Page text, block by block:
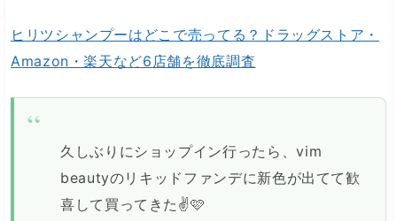
ヒリツシャンプーはどこで売ってる？ドラッグストア・
Amazon・楽天など6店舗を徹底調査
久しぶりにショップイン行ったら、vim
beautyのリキッドファンデに新色が出てて歓
喜して買ってきた✌️🩷